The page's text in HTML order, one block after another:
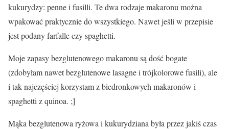
kukurydzy: penne i fusilli. Te dwa rodzaje makaronu można
wpakować praktycznie do wszystkiego. Nawet jeśli w przepisie
jest podany farfalle czy spaghetti.
Moje zapasy bezglutenowego makaronu są dość bogate
(zdobyłam nawet bezglutenowe lasagne i trójkolorowe fusili), ale
i tak najczęściej korzystam z biedronkowych makaronów i
spaghetti z quinoa. ;]
Mąka bezglutenowa ryżowa i kukurydziana była przez jakiś czas